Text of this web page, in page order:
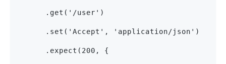
      .get('/user')
      .set('Accept', 'application/json')
      .expect(200, {